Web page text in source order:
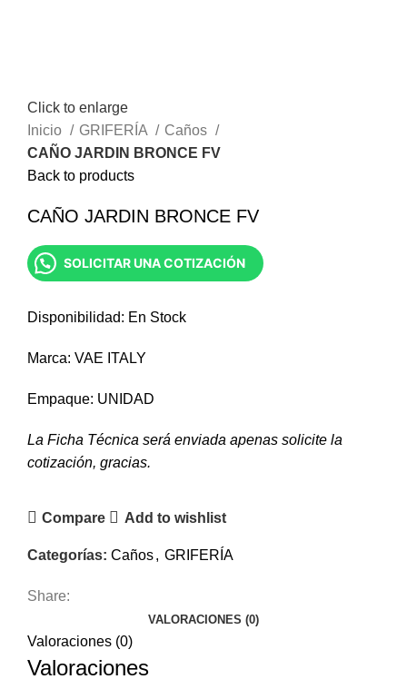
Click to enlarge
Inicio
GRIFERÍA
Caños
CAÑO JARDIN BRONCE FV
Back to products
CAÑO JARDIN BRONCE FV
SOLICITAR UNA COTIZACIÓN
Disponibilidad: En Stock
Marca: VAE ITALY
Empaque: UNIDAD
La Ficha Técnica será enviada apenas solicite la
cotización, gracias.
Compare Add to wishlist
Categorías: Caños, GRIFERÍA
Share:
VALORACIONES (0)
Valoraciones (0)
Valoraciones